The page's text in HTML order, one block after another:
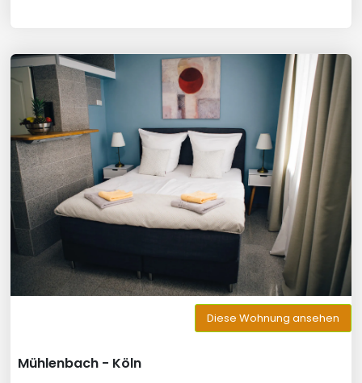
Diese Wohnung ansehen
Mühlenbach - Köln